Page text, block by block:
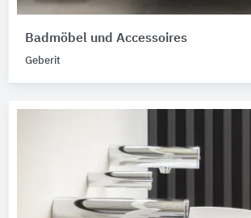
Badmöbel und Accessoires
Geberit